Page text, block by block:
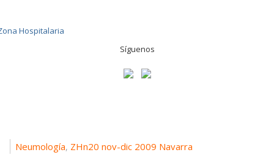
Síguenos
Neumología, ZHn20 nov-dic 2009 Navarra